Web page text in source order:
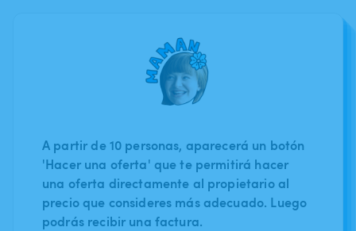
A partir de 10 personas, aparecerá un botón
'Hacer una oferta' que te permitirá hacer
una oferta directamente al propietario al
precio que consideres más adecuado. Luego
podrás recibir una factura.